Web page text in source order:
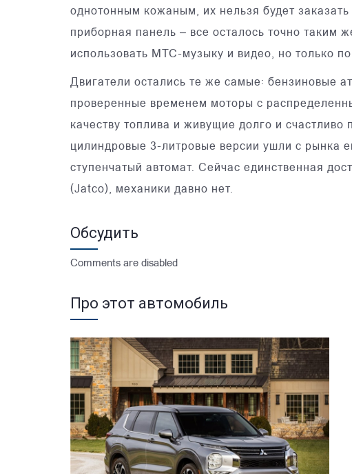
однотонным кожаным, их нельзя будет
приборная панель – все осталось точно таким
использовать МТС-музыку и видео, но только
Двигатели остались те же самые: бензиновые
проверенные временем моторы с
качеству топлива и живущие долго и
цилиндровые 3-литровые версии ушли с рынка
ступенчатый автомат. Сейчас единственная
(Jatco), механики давно нет.
Обсудить
Comments are disabled
Про этот автомобиль